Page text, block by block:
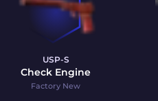
USP-S
Check Engine
Factory New